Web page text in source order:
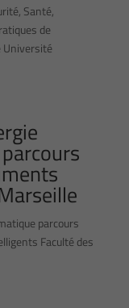
Santé,
de
Université
parcours
Faculté des